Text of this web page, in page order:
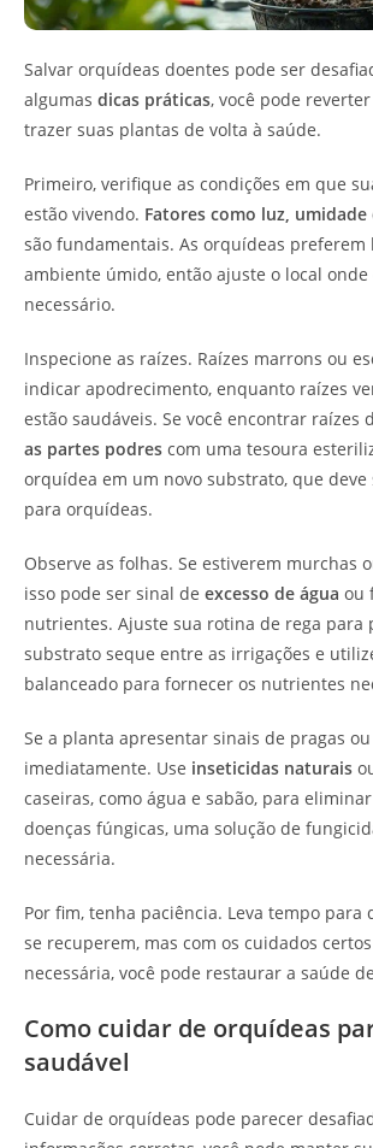
Salvar orquídeas doentes pode ser
algumas dicas práticas, você pode
trazer suas plantas de volta à saúde.
Primeiro, verifique as condições em que
estão vivendo. Fatores como luz,
são fundamentais. As orquídeas
ambiente úmido, então ajuste o local onde
necessário.
Inspecione as raízes. Raízes marrons ou
indicar apodrecimento, enquanto raízes
estão saudáveis. Se você encontrar raízes
as partes podres com uma tesoura
orquídea em um novo substrato, que
para orquídeas.
Observe as folhas. Se estiverem murchas
isso pode ser sinal de excesso de água ou
nutrientes. Ajuste sua rotina de rega para
substrato seque entre as irrigações e
balanceado para fornecer os nutrientes
Se a planta apresentar sinais de pragas
imediatamente. Use inseticidas naturais
caseiras, como água e sabão, para
doenças fúngicas, uma solução de
necessária.
Por fim, tenha paciência. Leva tempo para
se recuperem, mas com os cuidados
necessária, você pode restaurar a saúde
Como cuidar de orquídeas
saudável
Cuidar de orquídeas pode parecer